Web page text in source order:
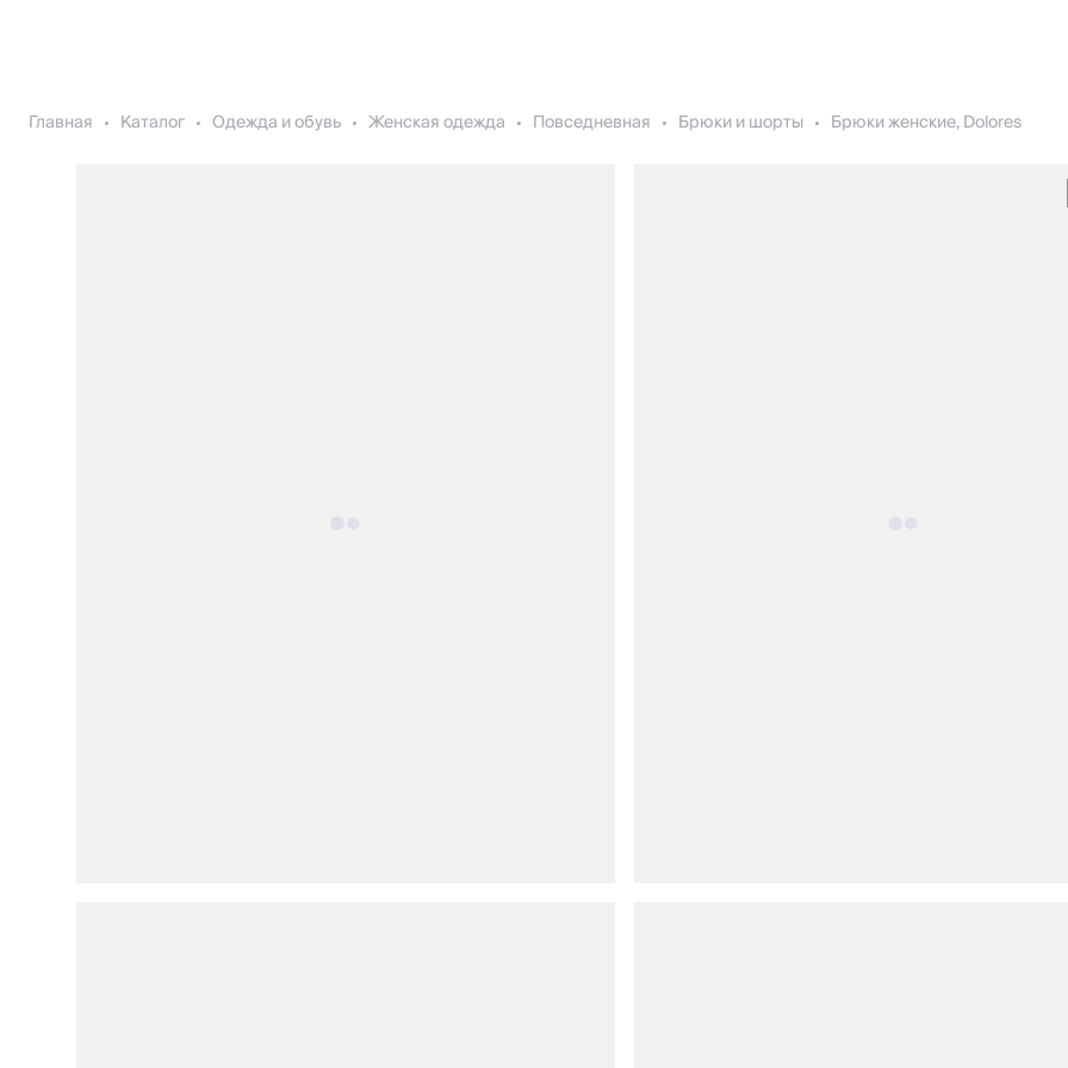
Главная Каталог Одежда и обувь Женская одежда Повседневная Брюки и шорты Брюки женские, Dolores